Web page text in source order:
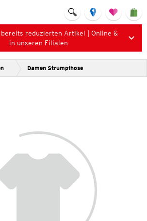
reduzierten Artikel | Online &
in unseren Filialen
Damen Strumpfhose